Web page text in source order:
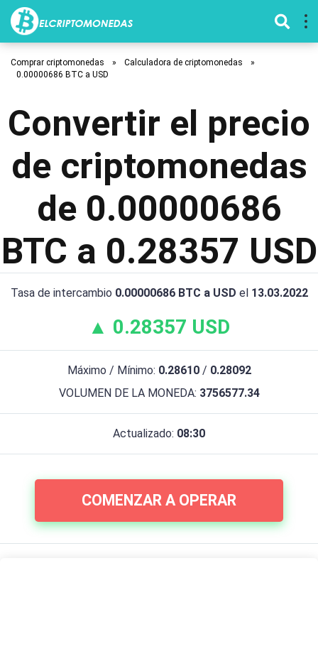
Comprar criptomonedas » Calculadora de criptomonedas
»
0.00000686 BTC a USD
Convertir el precio
de criptomonedas
de 0.00000686
BTC a 0.28357 USD
Tasa de intercambio 0.00000686 BTC a USD el 13.03.2022
▲ 0.28357 USD
Máximo / Mínimo: 0.28610/ 0.28092
VOLUMEN DE LA MONEDA: 3756577.34
Actualizado: 08:30
COMENZAR A OPERAR